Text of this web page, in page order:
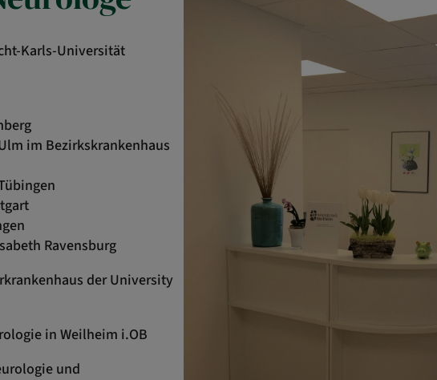
Karls-Universität
im Bezirkskrankenhaus
Ravensburg
der University
in Weilheim i.OB
und